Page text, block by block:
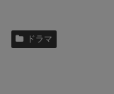
ドラマ